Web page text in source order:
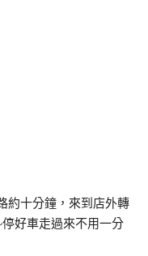
約十分鐘，來到店外轉
好車走過來不用一分